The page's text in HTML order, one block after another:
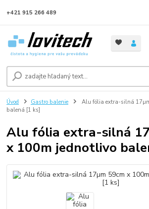
+421 915 266 489
Úvod Gastro balenie
Alu fólia extra-silná
balená [1 ks]
Alu fólia extra-silná
x 100m jednotlivo